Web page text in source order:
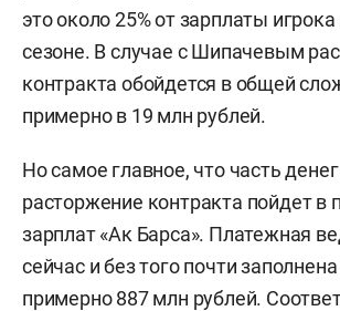
это около 25% от зарплаты
сезоне. В случае с Шипачевым
контракта обойдется в общей
примерно в 19 млн рублей.
Но самое главное, что часть
расторжение контракта пойдет в
зарплат «Ак Барса». Платежная
сейчас и без того почти
примерно 887 млн рублей.